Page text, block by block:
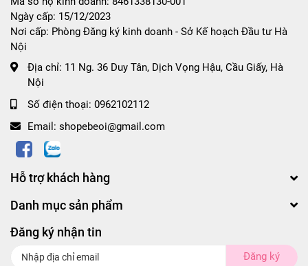
Ngày cấp: 15/12/2023
Nơi cấp: Phòng Đăng ký kinh doanh - Sở Kế hoạch Đầu tư Hà
Nội
Địa chỉ: 11 Ng. 36 Duy Tân, Dịch Vọng Hậu, Cầu Giấy, Hà
Nội
Số điện thoại: 0962102112
Email: shopebeoi@gmail.com
Hỗ trợ khách hàng
Danh mục sản phẩm
Đăng ký nhận tin
Đăng ký